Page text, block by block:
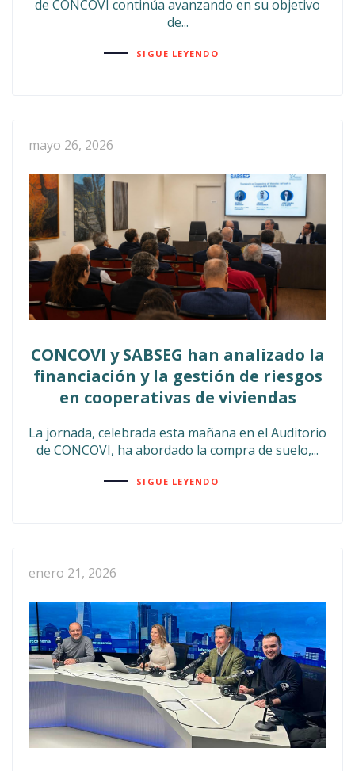
de CONCOVI continúa avanzando en su objetivo
de...
SIGUE LEYENDO
mayo 26, 2026
CONCOVI y SABSEG han analizado la
financiación y la gestión de riesgos
en cooperativas de viviendas
La jornada, celebrada esta mañana en el Auditorio
de CONCOVI, ha abordado la compra de suelo,...
SIGUE LEYENDO
enero 21, 2026